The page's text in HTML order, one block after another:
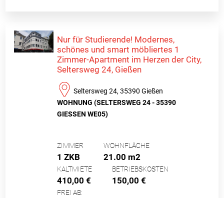
Nur für Studierende! Modernes,
schönes und smart möbliertes 1
Zimmer-Apartment im Herzen der City,
Seltersweg 24, Gießen
Seltersweg 24, 35390 Gießen
WOHNUNG (SELTERSWEG 24 - 35390
GIESSEN WE05)
ZIMMER
1 ZKB
WOHNFLÄCHE
21.00 m2
KALTMIETE
410,00 €
BETRIEBSKOSTEN
150,00 €
FREI AB: